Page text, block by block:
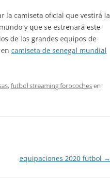
la camiseta oficial que vestirá la
y que se estrenará este
de los grandes equipos de
camiseta de senegal mundial
,futbol streaming forocochesen
equipaciones 2020 futbol →